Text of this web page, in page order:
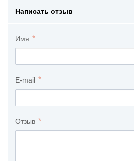
Написать отзыв
Имя
E-mail
Отзыв